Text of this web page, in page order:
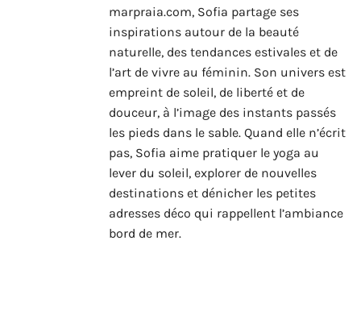
marpraia.com, Sofia partage ses
inspirations autour de la beauté
naturelle, des tendances estivales et de
l’art de vivre au féminin. Son univers est
empreint de soleil, de liberté et de
douceur, à l’image des instants passés
les pieds dans le sable. Quand elle n’écrit
pas, Sofia aime pratiquer le yoga au
lever du soleil, explorer de nouvelles
destinations et dénicher les petites
adresses déco qui rappellent l’ambiance
bord de mer.